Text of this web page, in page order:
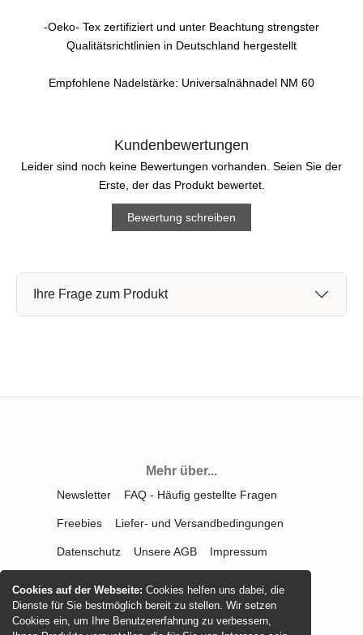
Cookies auf der Webseite:Cookies helfen uns dabei, die
Dienste für Sie bestmöglich bereit zu stellen. Wir setzen
Cookies ein, um Ihre Benutzererfahrung zu verbessern,
-Oeko- Tex zertifiziert und unter Beachtung strengster
Qualitätsrichtlinien in Deutschland hergestellt
Empfohlene Nadelstärke: Universalnähnadel NM 60
Kundenbewertungen
Leider sind noch keine Bewertungen vorhanden. Seien Sie der
Erste, der das Produkt bewertet.
Bewertung schreiben
Ihre Frage zum Produkt
Mehr über...
Newsletter FAQ - Häufig gestellte Fragen
Freebies Liefer- und Versandbedingungen
Datenschutz Unsere AGB Impressum
Vertrag widerrufen